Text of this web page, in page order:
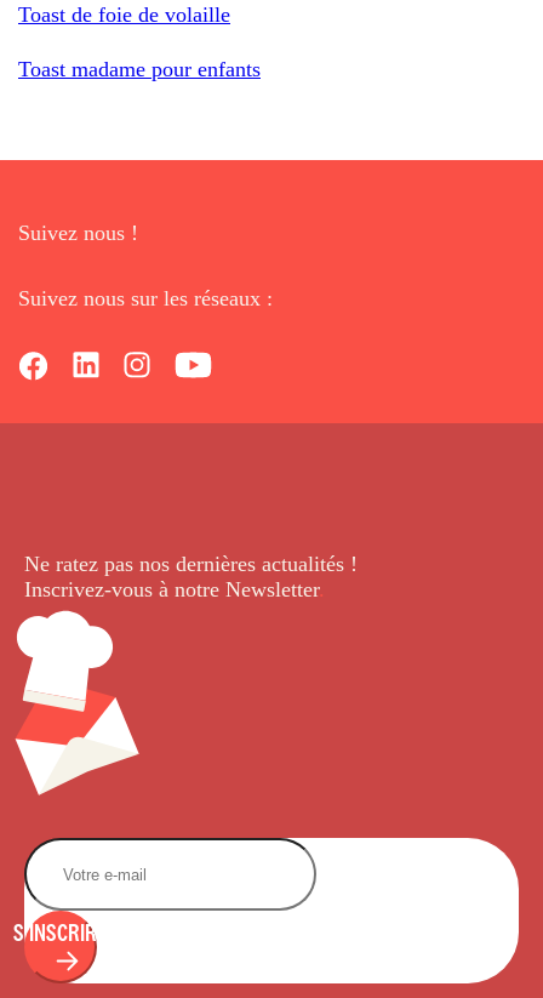
Toast de foie de volaille
Toast madame pour enfants
Suivez nous !
Suivez nous sur les réseaux :
Ne ratez pas nos dernières actualités !
Inscrivez-vous à notre Newsletter.
S'INSCRIRE